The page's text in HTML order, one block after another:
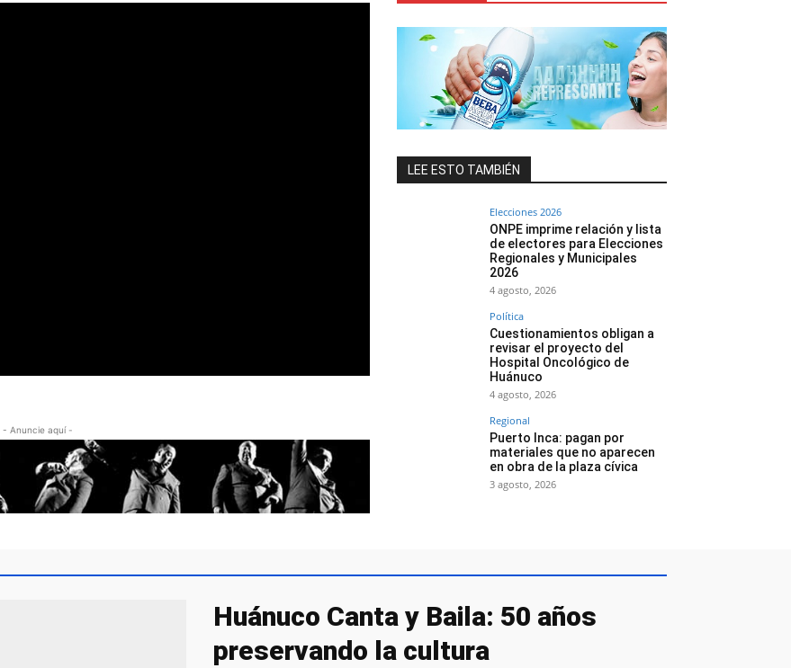
- Anuncie aquí -
LEE ESTO TAMBIÉN
Elecciones 2026
ONPE imprime relación y lista
de electores para Elecciones
Regionales y Municipales
2026
4 agosto, 2026
Política
Cuestionamientos obligan a
revisar el proyecto del
Hospital Oncológico de
Huánuco
4 agosto, 2026
Regional
Puerto Inca: pagan por
materiales que no aparecen
en obra de la plaza cívica
3 agosto, 2026
Huánuco Canta y Baila: 50 años
preservando la cultura